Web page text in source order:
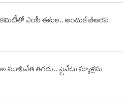
ఎంపీ ఈటల.. అందుకే బీఆరెస్‌
మూసివేత తగదు.. ప్రైవేటు స్కూళ్లను